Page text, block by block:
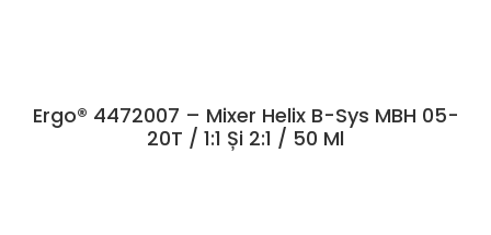
Ergo® 4472007 – Mixer Helix B-Sys MBH 05-
20T / 1:1 Și 2:1 / 50 Ml